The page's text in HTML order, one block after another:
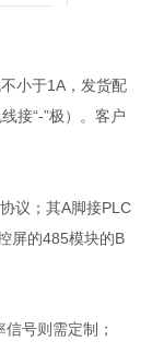
小于1A ，发货配
接“-”极）。客户
议；其A脚接PLC
屏的485模块的B
号则需定制；